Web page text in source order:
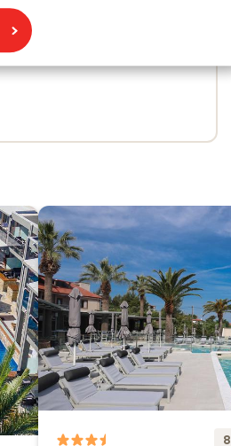
8